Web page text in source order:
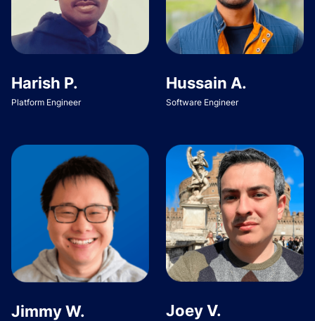
Harish P.
Platform Engineer
Hussain A.
Software Engineer
Jimmy W. Joey V.